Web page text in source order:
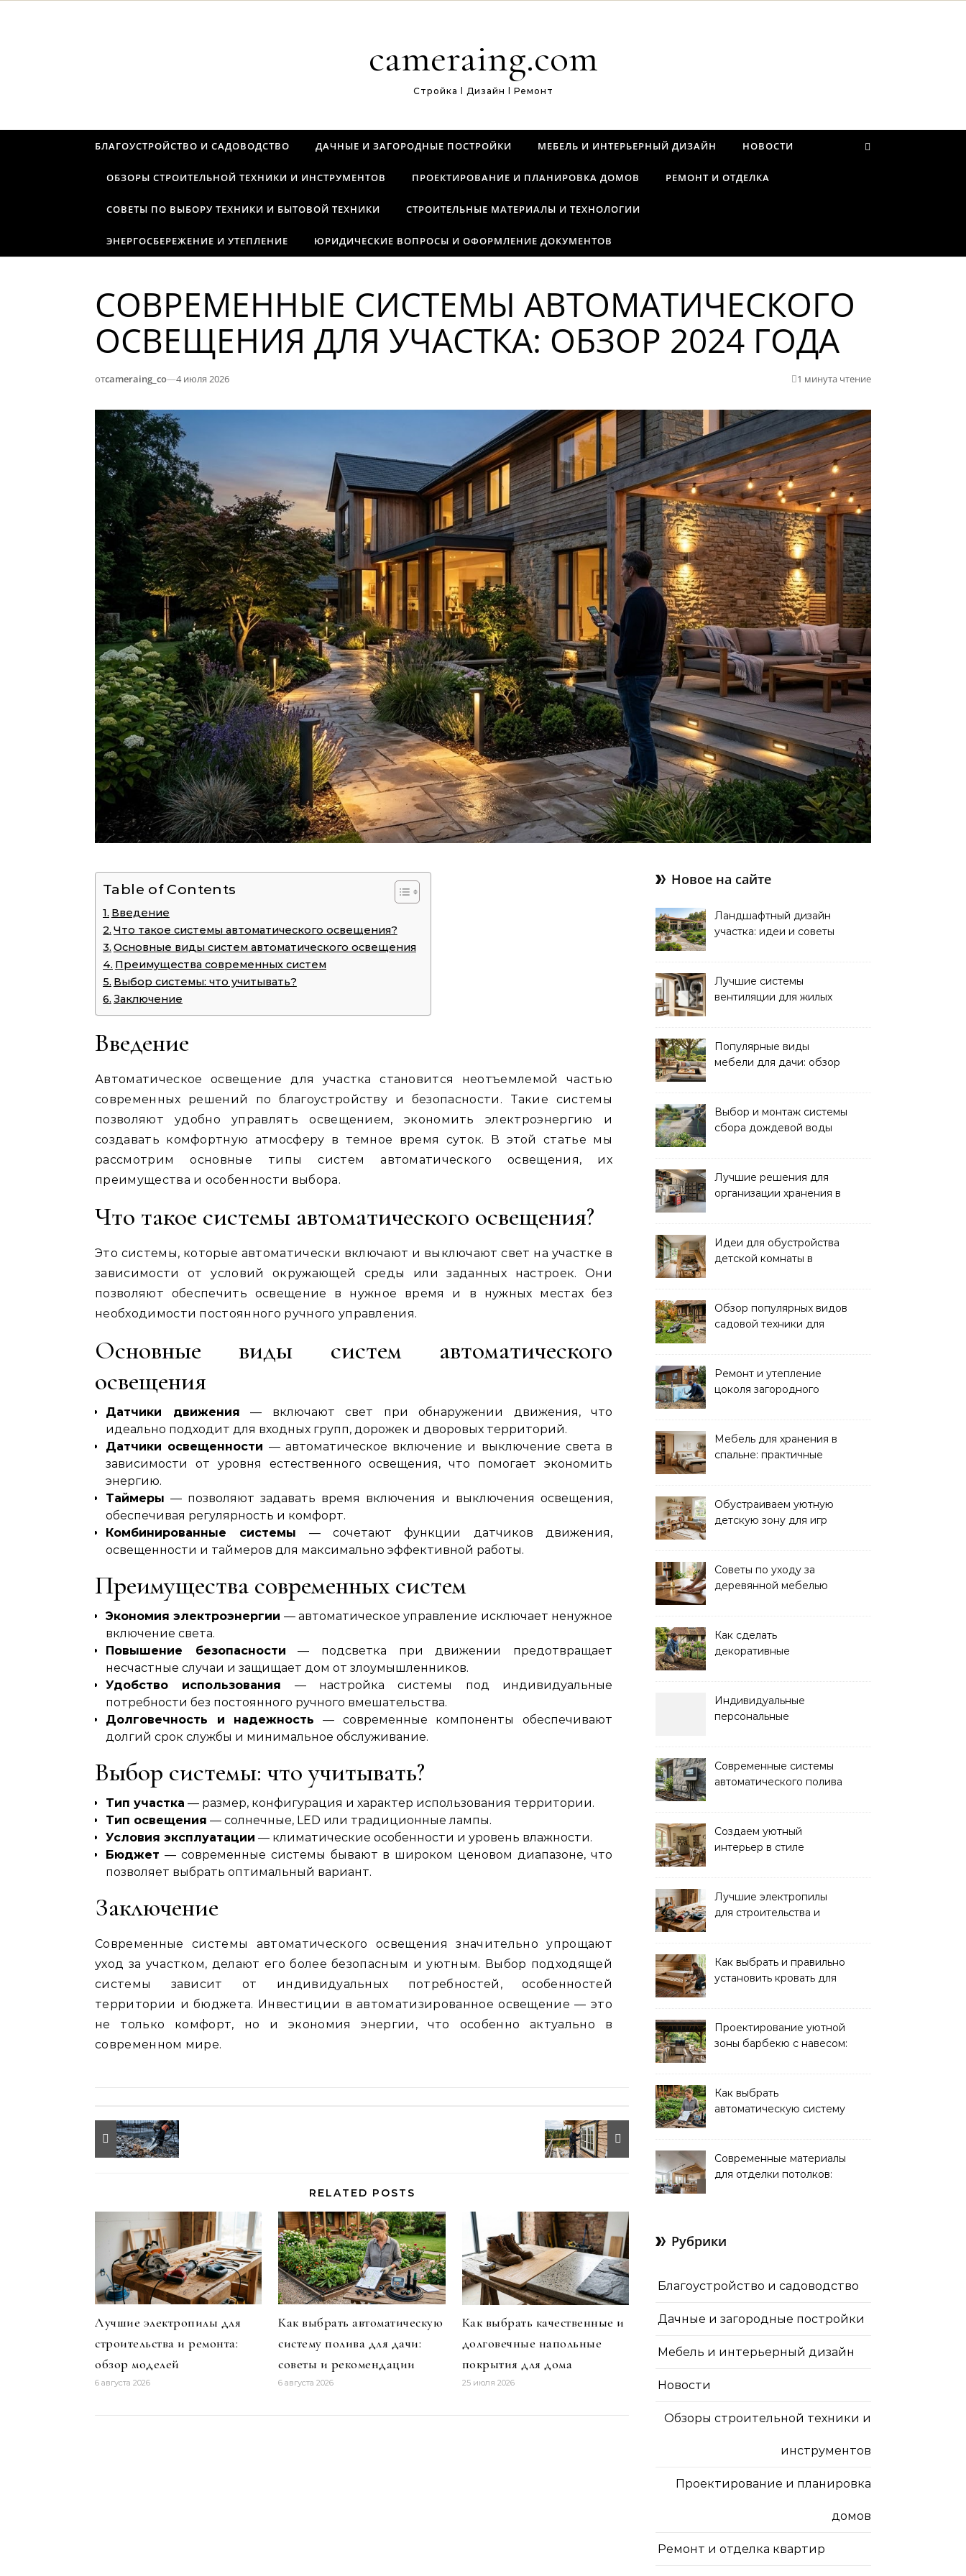
cameraing.com
Стройка l Дизайн l Ремонт
БЛАГОУСТРОЙСТВО И САДОВОДСТВО ДАЧНЫЕ И ЗАГОРОДНЫЕ ПОСТРОЙКИ МЕБЕЛЬ И ИНТЕРЬЕРНЫЙ ДИЗАЙН НОВОСТИ
ОБЗОРЫ СТРОИТЕЛЬНОЙ ТЕХНИКИ И ИНСТРУМЕНТОВ ПРОЕКТИРОВАНИЕ И ПЛАНИРОВКА ДОМОВ РЕМОНТ И ОТДЕЛКА
СОВЕТЫ ПО ВЫБОРУ ТЕХНИКИ И БЫТОВОЙ ТЕХНИКИ СТРОИТЕЛЬНЫЕ МАТЕРИАЛЫ И ТЕХНОЛОГИИ
ЭНЕРГОСБЕРЕЖЕНИЕ И УТЕПЛЕНИЕ ЮРИДИЧЕСКИЕ ВОПРОСЫ И ОФОРМЛЕНИЕ ДОКУМЕНТОВ
СОВРЕМЕННЫЕ СИСТЕМЫ АВТОМАТИЧЕСКОГО
ОСВЕЩЕНИЯ ДЛЯ УЧАСТКА: ОБЗОР 2024 ГОДА
отcameraing_co—4 июля 2026 1 минута чтение
Table of Contents
Введение
Что такое системы автоматического освещения?
Основные виды систем автоматического освещения
Преимущества современных систем
Выбор системы: что учитывать?
Заключение
Введение
Автоматическое освещение для участка становится неотъемлемой частью
современных решений по благоустройству и безопасности. Такие системы
позволяют удобно управлять освещением, экономить электроэнергию и
создавать комфортную атмосферу в темное время суток. В этой статье мы
рассмотрим основные типы систем автоматического освещения, их
преимущества и особенности выбора.
Что такое системы автоматического освещения?
Это системы, которые автоматически включают и выключают свет на участке в
зависимости от условий окружающей среды или заданных настроек. Они
позволяют обеспечить освещение в нужное время и в нужных местах без
необходимости постоянного ручного управления.
Основные виды систем автоматического
освещения
Датчики движения — включают свет при обнаружении движения, что
идеально подходит для входных групп, дорожек и дворовых территорий.
Датчики освещенности — автоматическое включение и выключение света в
зависимости от уровня естественного освещения, что помогает экономить
энергию.
Таймеры — позволяют задавать время включения и выключения освещения,
обеспечивая регулярность и комфорт.
Комбинированные системы — сочетают функции датчиков движения,
освещенности и таймеров для максимально эффективной работы.
Преимущества современных систем
Экономия электроэнергии — автоматическое управление исключает ненужное
включение света.
Повышение безопасности — подсветка при движении предотвращает
несчастные случаи и защищает дом от злоумышленников.
Удобство использования — настройка системы под индивидуальные
потребности без постоянного ручного вмешательства.
Долговечность и надежность — современные компоненты обеспечивают
долгий срок службы и минимальное обслуживание.
Выбор системы: что учитывать?
Тип участка — размер, конфигурация и характер использования территории.
Тип освещения — солнечные, LED или традиционные лампы.
Условия эксплуатации — климатические особенности и уровень влажности.
Бюджет — современные системы бывают в широком ценовом диапазоне, что
позволяет выбрать оптимальный вариант.
Заключение
Современные системы автоматического освещения значительно упрощают
уход за участком, делают его более безопасным и уютным. Выбор подходящей
системы зависит от индивидуальных потребностей, особенностей
территории и бюджета. Инвестиции в автоматизированное освещение — это
не только комфорт, но и экономия энергии, что особенно актуально в
современном мире.
RELATED POSTS
Лучшие электропилы для
строительства и ремонта:
обзор моделей
6 августа 2026
Как выбрать автоматическую
систему полива для дачи:
советы и рекомендации
6 августа 2026
Как выбрать качественные и
долговечные напольные
покрытия для дома
25 июля 2026
Новое на сайте
Ландшафтный дизайн
участка: идеи и советы
Лучшие системы
вентиляции для жилых
Популярные виды
мебели для дачи: обзор
Выбор и монтаж системы
сбора дождевой воды
Лучшие решения для
организации хранения в
Идеи для обустройства
детской комнаты в
Обзор популярных видов
садовой техники для
Ремонт и утепление
цоколя загородного
Мебель для хранения в
спальне: практичные
Обустраиваем уютную
детскую зону для игр
Советы по уходу за
деревянной мебелью
Как сделать
декоративные
пошаговая инструкция
Индивидуальные
персональные
Современные системы
автоматического полива
Создаем уютный
интерьер в стиле
Лучшие электропилы
для строительства и
Как выбрать и правильно
установить кровать для
Проектирование уютной
зоны барбекю с навесом:
Как выбрать
автоматическую систему
Современные материалы
для отделки потолков:
Рубрики
Благоустройство и садоводство
Дачные и загородные постройки
Мебель и интерьерный дизайн
Новости
Обзоры строительной техники и
инструментов
Проектирование и планировка
домов
Ремонт и отделка квартир